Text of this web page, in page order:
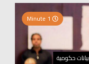
بيانات حكومية